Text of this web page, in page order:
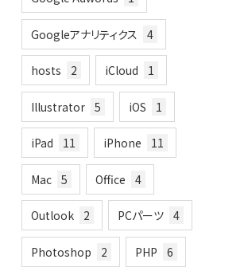
Googleアナリティクス 4
hosts 2 iCloud 1
Illustrator 5 iOS 1
iPad 11 iPhone 11
Mac 5 Office 4
Outlook 2 PCパーツ 4
Photoshop 2 PHP 6